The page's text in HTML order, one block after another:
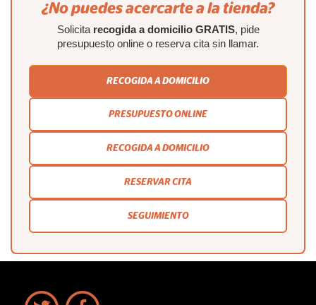
¿No puedes acercarte a la tienda?
Solicita recogida a domicilio GRATIS, pide
presupuesto online o reserva cita sin llamar.
RECOGIDA A DOMICILIO
PRESUPUESTO ONLINE
RECOGIDA A DOMICILIO
RESERVAR CITA
SEGUIMIENTO